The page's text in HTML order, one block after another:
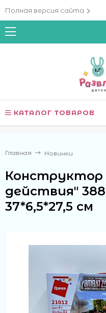
Полная версия сайта
КАТАЛОГ ТОВАРОВ
Главная Новинки
Конструктор
действия"
37*6,5*27,5 см